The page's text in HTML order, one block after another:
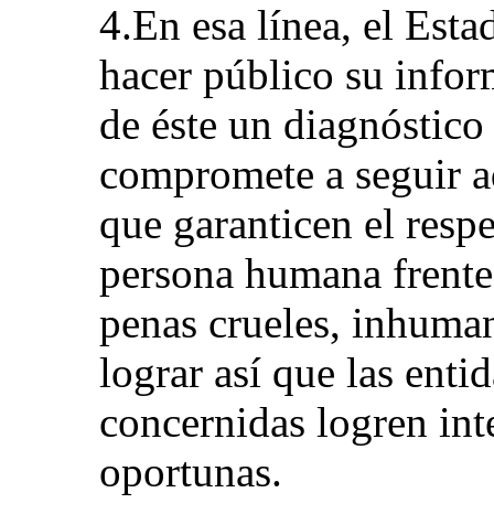
4.En esa línea, el
hacer público su
de éste un
compromete a seguir
que garanticen el
persona humana
penas crueles,
lograr así que las
concernidas logren
oportunas.